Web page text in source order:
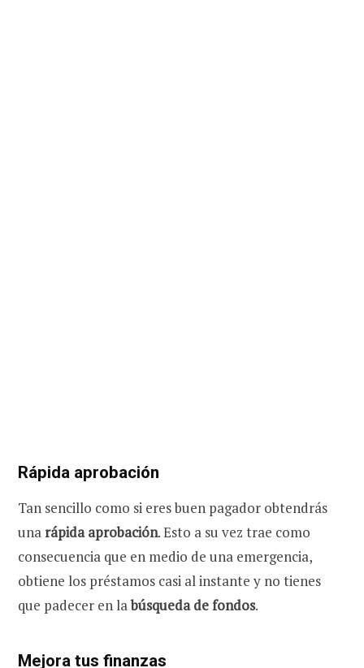
Rápida aprobación
Tan sencillo como si eres buen pagador obtendrás
una rápida aprobación. Esto a su vez trae como
consecuencia que en medio de una emergencia,
obtiene los préstamos casi al instante y no tienes
que padecer en labúsqueda de fondos.
Mejora tus finanzas